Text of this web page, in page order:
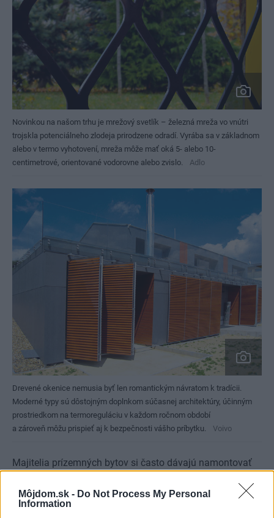
Môjdom.sk - Do Not Process My Personal
Information
Novinkou na našom trhu je mrežový svetlík – železná mreža vo vnútri
trojskla potenciálneho zlodeja prirodzene odradí. Vyrába sa v základnom
alebo v termo vyhotovení, mreža môže mať oká 5- alebo 10-
centimetrové, orientované vodorovne alebo zvislo.
Adlo
Drevené okenice nemusia byť len romantickým návratom k tradícii.
Moderné typy sú dôstojným doplnkom súčasnej architektúry, účinným
prostriedkom na termoreguláciu v každom ročnom období
a zároveň môžu prispieť aj k bezpečnosti vášho príbytku.
Voivo
Majitelia prízemných bytov si často dávajú namontovať
vhodnejšie pre nebytové priestory. Ak sa predsa len pre